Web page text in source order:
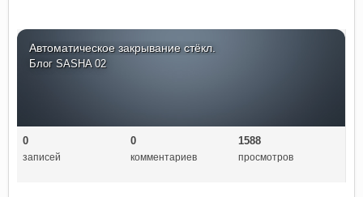
Автоматическое закрывание стёкл.
Блог SASHA 02
0
записей
0
комментариев
1588
просмотров